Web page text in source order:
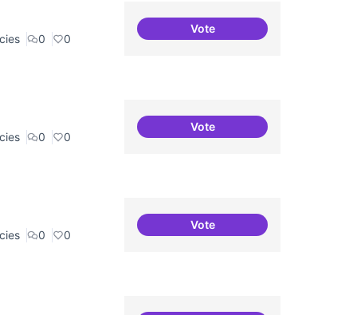
0 0
VoteExplicitar el retorn
0 0
VoteNivell d'implicació dels
0 0
Vote10 projectes consolidats